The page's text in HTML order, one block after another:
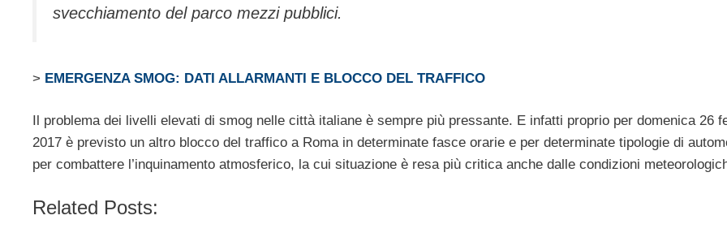
svecchiamento del parco mezzi pubblici.
> EMERGENZA SMOG: DATI ALLARMANTI E BLOCCO DEL TRAFFICO
Il problema dei livelli elevati di smog nelle città italiane è sempre più pressante. E infatti proprio per domenica 26
2017 è previsto un altro blocco del traffico a Roma in determinate fasce orarie e per determinate tipologie di
per combattere l’inquinamento atmosferico, la cui situazione è resa più critica anche dalle condizioni
Related Posts: